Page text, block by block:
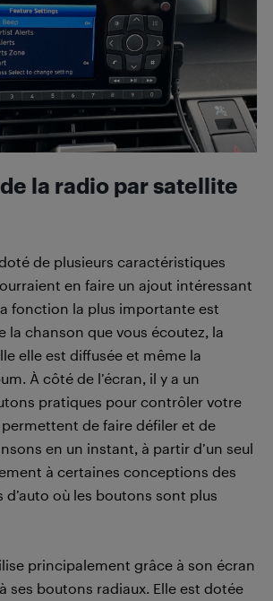
la radio par satellite
de plusieurs caractéristiques
en faire un ajout intéressant
fonction la plus importante est
la chanson que vous écoutez, la
elle est diffusée et même la
À côté de l’écran, il y a un
pratiques pour contrôler votre
permettent de faire défiler et de
en un instant, à partir d’un seul
à certaines conceptions des
où les boutons sont plus
principalement grâce à son écran
ses boutons radiaux. Elle est dotée